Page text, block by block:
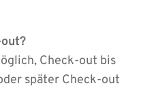
Check-out bis
später Check-out